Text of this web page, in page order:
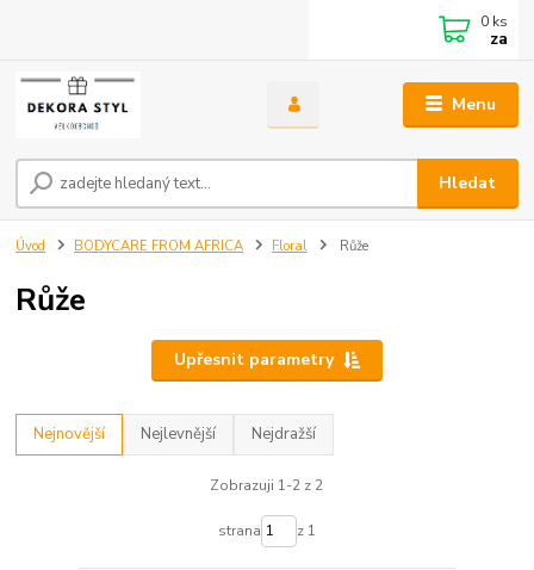
Menu
Hledat
0 ks
za
Úvod BODYCARE FROM AFRICA Floral Růže
Růže
Upřesnit parametry
Nejnovější Nejlevnější Nejdražší
Zobrazuji 1-2 z 2
strana z 1